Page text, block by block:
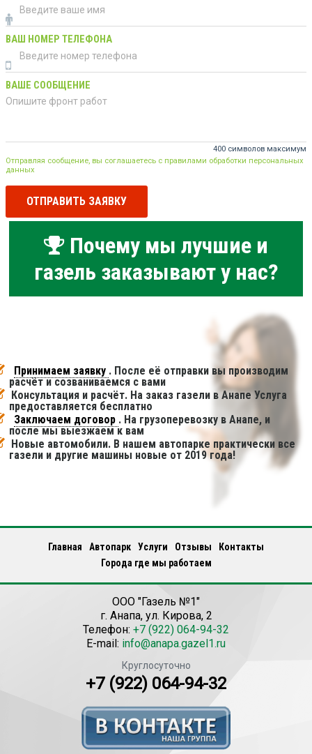
ВАШ НОМЕР ТЕЛЕФОНА
ВАШЕ СООБЩЕНИЕ
400 символов максимум
Отправляя сообщение, вы соглашаетесь с правилами обработки персональных
данных
ОТПРАВИТЬ ЗАЯВКУ
Почему мы лучшие и
газель заказывают у нас?
Принимаем заявку . После её отправки вы производим
расчёт и созваниваемся с вами
Консультация и расчёт. На заказ газели в Анапе Услуга
предоставляется бесплатно
Заключаем договор . На грузоперевозку в Анапе, и
после мы выезжаем к вам
Новые автомобили. В нашем автопарке практически все
газели и другие машины новые от 2019 года!
Главная Автопарк Услуги Отзывы
Контакты
Города где мы работаем
ООО "Газель №1"
г. Анапа, ул. Кирова, 2
Телефон: +7 (922) 064-94-32
E-mail: info@anapa.gazel1.ru
Круглосуточно
+7 (922) 064-94-32